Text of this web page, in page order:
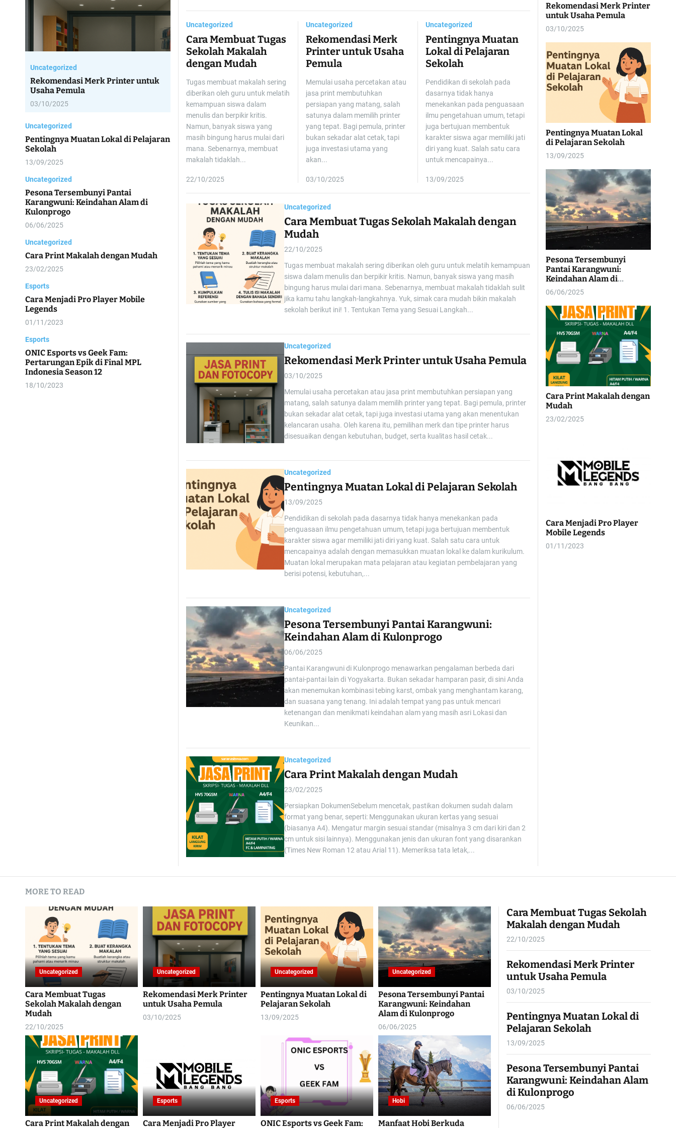
Uncategorized
Rekomendasi Merk Printer untuk
Usaha Pemula
03/10/2025
Uncategorized
Pentingnya Muatan Lokal di Pelajaran
Sekolah
13/09/2025
Uncategorized
Pesona Tersembunyi Pantai
Karangwuni: Keindahan Alam di
Kulonprogo
06/06/2025
Uncategorized
Cara Print Makalah dengan Mudah
23/02/2025
Esports
Cara Menjadi Pro Player Mobile
Legends
01/11/2023
Esports
ONIC Esports vs Geek Fam:
Pertarungan Epik di Final MPL
Indonesia Season 12
18/10/2023
Uncategorized
Cara Membuat Tugas
Sekolah Makalah
dengan Mudah
Tugas membuat makalah sering
diberikan oleh guru untuk melatih
kemampuan siswa dalam
menulis dan berpikir kritis.
Namun, banyak siswa yang
masih bingung harus mulai dari
mana. Sebenarnya, membuat
makalah tidaklah...
22/10/2025
Uncategorized
Rekomendasi Merk
Printer untuk Usaha
Pemula
Memulai usaha percetakan atau
jasa print membutuhkan
persiapan yang matang, salah
satunya dalam memilih printer
yang tepat. Bagi pemula, printer
bukan sekadar alat cetak, tapi
juga investasi utama yang
akan...
03/10/2025
Uncategorized
Pentingnya Muatan
Lokal di Pelajaran
Sekolah
Pendidikan di sekolah pada
dasarnya tidak hanya
menekankan pada penguasaan
ilmu pengetahuan umum, tetapi
juga bertujuan membentuk
karakter siswa agar memiliki jati
diri yang kuat. Salah satu cara
untuk mencapainya...
13/09/2025
Uncategorized
Cara Membuat Tugas Sekolah Makalah dengan
Mudah
22/10/2025
Tugas membuat makalah sering diberikan oleh guru untuk melatih kemampuan
siswa dalam menulis dan berpikir kritis. Namun, banyak siswa yang masih
bingung harus mulai dari mana. Sebenarnya, membuat makalah tidaklah sulit
jika kamu tahu langkah-langkahnya. Yuk, simak cara mudah bikin makalah
sekolah berikut ini! 1. Tentukan Tema yang Sesuai Langkah...
Uncategorized
Rekomendasi Merk Printer untuk Usaha Pemula
03/10/2025
Memulai usaha percetakan atau jasa print membutuhkan persiapan yang
matang, salah satunya dalam memilih printer yang tepat. Bagi pemula, printer
bukan sekadar alat cetak, tapi juga investasi utama yang akan menentukan
kelancaran usaha. Oleh karena itu, pemilihan merk dan tipe printer harus
disesuaikan dengan kebutuhan, budget, serta kualitas hasil cetak...
Uncategorized
Pentingnya Muatan Lokal di Pelajaran Sekolah
13/09/2025
Pendidikan di sekolah pada dasarnya tidak hanya menekankan pada
penguasaan ilmu pengetahuan umum, tetapi juga bertujuan membentuk
karakter siswa agar memiliki jati diri yang kuat. Salah satu cara untuk
mencapainya adalah dengan memasukkan muatan lokal ke dalam kurikulum.
Muatan lokal merupakan mata pelajaran atau kegiatan pembelajaran yang
berisi potensi, kebutuhan,...
Uncategorized
Pesona Tersembunyi Pantai Karangwuni:
Keindahan Alam di Kulonprogo
06/06/2025
Pantai Karangwuni di Kulonprogo menawarkan pengalaman berbeda dari
pantai-pantai lain di Yogyakarta. Bukan sekadar hamparan pasir, di sini Anda
akan menemukan kombinasi tebing karst, ombak yang menghantam karang,
dan suasana yang tenang. Ini adalah tempat yang pas untuk mencari
ketenangan dan menikmati keindahan alam yang masih asri Lokasi dan
Keunikan...
Uncategorized
Cara Print Makalah dengan Mudah
23/02/2025
Persiapkan DokumenSebelum mencetak, pastikan dokumen sudah dalam
format yang benar, seperti: Menggunakan ukuran kertas yang sesuai
(biasanya A4). Mengatur margin sesuai standar (misalnya 3 cm dari kiri dan 2
cm untuk sisi lainnya). Menggunakan jenis dan ukuran font yang disarankan
(Times New Roman 12 atau Arial 11). Memeriksa tata letak,...
Rekomendasi Merk Printer
untuk Usaha Pemula
03/10/2025
Pentingnya Muatan Lokal
di Pelajaran Sekolah
13/09/2025
Pesona Tersembunyi
Pantai Karangwuni:
Keindahan Alam di
Kulonprogo
06/06/2025
Cara Print Makalah dengan
Mudah
23/02/2025
Cara Menjadi Pro Player
Mobile Legends
01/11/2023
MORE TO READ
Uncategorized
Cara Membuat Tugas
Sekolah Makalah dengan
Mudah
22/10/2025
Uncategorized
Rekomendasi Merk Printer
untuk Usaha Pemula
03/10/2025
Uncategorized
Pentingnya Muatan Lokal di
Pelajaran Sekolah
13/09/2025
Uncategorized
Pesona Tersembunyi Pantai
Karangwuni: Keindahan
Alam di Kulonprogo
06/06/2025
Uncategorized
Cara Print Makalah dengan
Esports
Cara Menjadi Pro Player
Esports
ONIC Esports vs Geek Fam:
Hobi
Manfaat Hobi Berkuda
Cara Membuat Tugas Sekolah
Makalah dengan Mudah
22/10/2025
Rekomendasi Merk Printer
untuk Usaha Pemula
03/10/2025
Pentingnya Muatan Lokal di
Pelajaran Sekolah
13/09/2025
Pesona Tersembunyi Pantai
Karangwuni: Keindahan Alam
di Kulonprogo
06/06/2025